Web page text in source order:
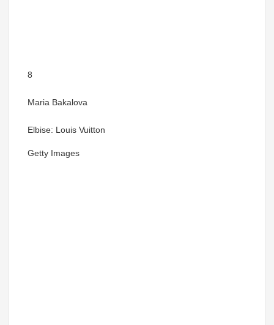
8
Maria Bakalova
Elbise: Louis Vuitton
Getty Images